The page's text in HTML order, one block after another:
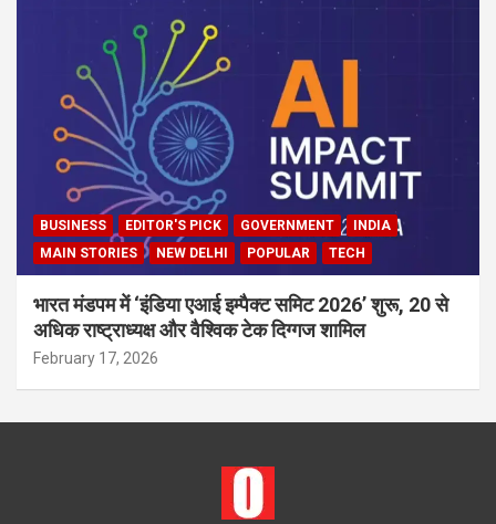
BUSINESS EDITOR'S PICK GOVERNMENT
INDIA
MAIN STORIES
NEW DELHI POPULAR TECH
भारत मंडपम में ‘इंडिया एआई इम्पैक्ट समिट 2026’ शुरू, 20 से
अधिक राष्ट्राध्यक्ष और वैश्विक टेक दिग्गज शामिल
February 17, 2026